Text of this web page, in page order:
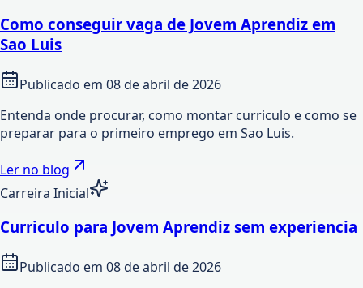
Como conseguir vaga de Jovem Aprendiz em
Sao Luis
Publicado em 08 de abril de 2026
Entenda onde procurar, como montar curriculo e como se
preparar para o primeiro emprego em Sao Luis.
Ler no blog
Carreira Inicial
Curriculo para Jovem Aprendiz sem experiencia
Publicado em 08 de abril de 2026